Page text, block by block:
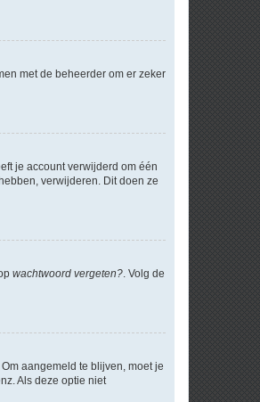
met de beheerder om er zeker
je account verwijderd om één
verwijderen. Dit doen ze
wachtwoord vergeten? . Volg de
aangemeld te blijven, moet je
Als deze optie niet